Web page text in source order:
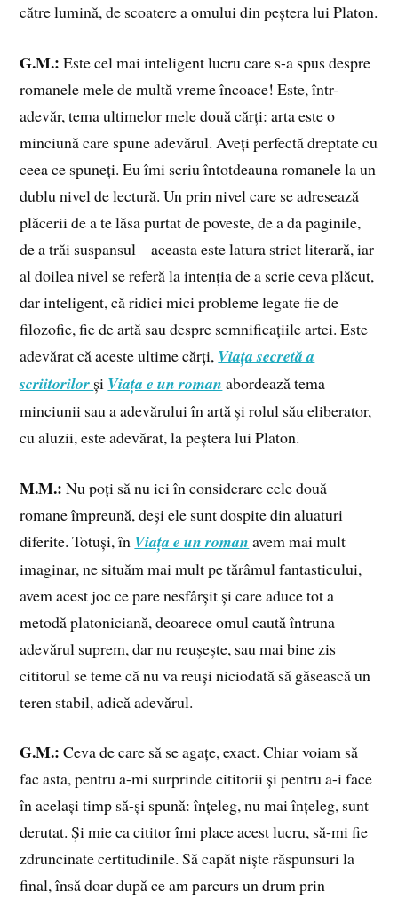
către lumină, de scoatere a omului din peștera lui Platon.
G.M.: Este cel mai inteligent lucru care s-a spus despre
romanele mele de multă vreme încoace! Este, într-
adevăr, tema ultimelor mele două cărți: arta este o
minciună care spune adevărul. Aveți perfectă dreptate cu
ceea ce spuneți. Eu îmi scriu întotdeauna romanele la un
dublu nivel de lectură. Un prin nivel care se adresează
plăcerii de a te lăsa purtat de poveste, de a da paginile,
de a trăi suspansul – aceasta este latura strict literară, iar
al doilea nivel se referă la intenția de a scrie ceva plăcut,
dar inteligent, că ridici mici probleme legate fie de
filozofie, fie de artă sau despre semnificațiile artei. Este
adevărat că aceste ultime cărți, Viața secretă a
scriitorilor și Viața e un roman abordează tema
minciunii sau a adevărului în artă și rolul său eliberator,
cu aluzii, este adevărat, la peștera lui Platon.
M.M.: Nu poți să nu iei în considerare cele două
romane împreună, deși ele sunt dospite din aluaturi
diferite. Totuși, în Viața e un roman avem mai mult
imaginar, ne situăm mai mult pe tărâmul fantasticului,
avem acest joc ce pare nesfârșit și care aduce tot a
metodă platoniciană, deoarece omul caută întruna
adevărul suprem, dar nu reușește, sau mai bine zis
cititorul se teme că nu va reuși niciodată să găsească un
teren stabil, adică adevărul.
G.M.: Ceva de care să se agațe, exact. Chiar voiam să
fac asta, pentru a-mi surprinde cititorii și pentru a-i face
în același timp să-și spună: înțeleg, nu mai înțeleg, sunt
derutat. Și mie ca cititor îmi place acest lucru, să-mi fie
zdruncinate certitudinile. Să capăt niște răspunsuri la
final, însă doar după ce am parcurs un drum prin